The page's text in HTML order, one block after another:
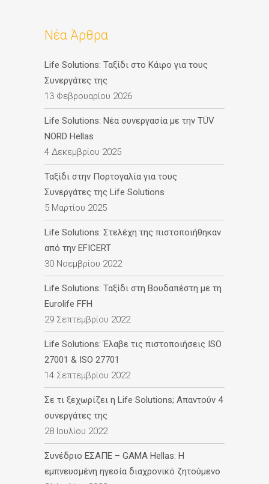
Νέα Άρθρα
Life Solutions: Ταξίδι στο Κάιρο για τους
Συνεργάτες της
13 Φεβρουαρίου 2026
Life Solutions: Νέα συνεργασία με την TÜV
NORD Hellas
4 Δεκεμβρίου 2025
Ταξίδι στην Πορτογαλία για τους
Συνεργάτες της Life Solutions
5 Μαρτίου 2025
Life Solutions: Στελέχη της πιστοποιήθηκαν
από την EFICERT
30 Νοεμβρίου 2022
Life Solutions: Ταξίδι στη Βουδαπέστη με τη
Eurolife FFH
29 Σεπτεμβρίου 2022
Life Solutions: Έλαβε τις πιστοποιήσεις ISO
27001 & ISO 27701
14 Σεπτεμβρίου 2022
Σε τι ξεχωρίζει η Life Solutions; Απαντούν 4
συνεργάτες της
28 Ιουλίου 2022
Συνέδριο ΕΣΑΠΕ – GAMA Hellas: Η
εμπνευσμένη ηγεσία διαχρονικό ζητούμενο